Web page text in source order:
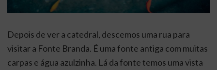
Depois de ver a catedral, descemos uma rua para
visitar a Fonte Branda. É uma fonte antiga com muitas
carpas e água azulzinha. Lá da fonte temos uma vista